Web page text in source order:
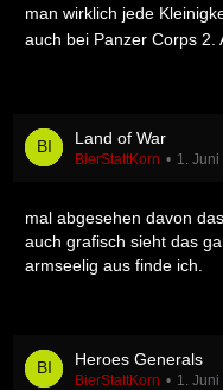
man wirklich jede
auch bei Panzer Corps 2.
Land of War
BierStattKorn 1.
mal abgesehen davon
auch grafisch sieht das
armseelig aus finde ich.
Heroes Generals
BierStattKorn 1.